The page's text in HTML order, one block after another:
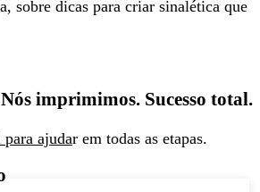
sobre dicas para criar sinalética que
imprimimos. Sucesso total.
para ajudar em todas as etapas.